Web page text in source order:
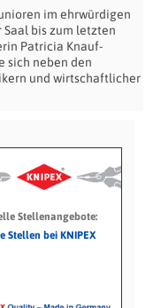
im ehrwürdigen
Saal bis zum letzten
Patricia Knauf-
sich neben den
und wirtschaftlicher
Stellenangebote:
Stellen bei KNIPEX